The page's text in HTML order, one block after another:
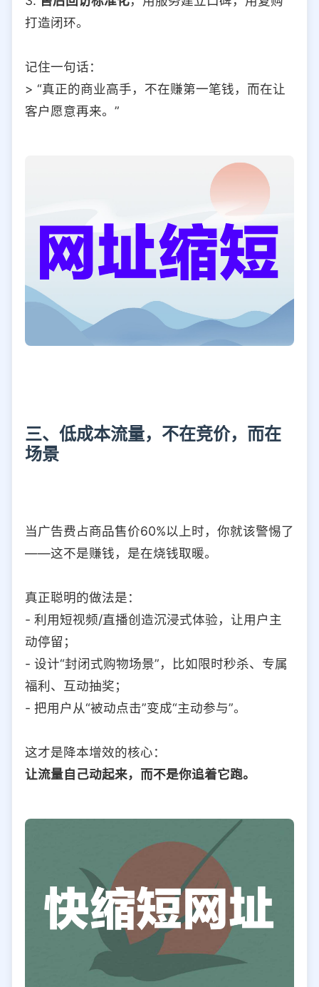
打造闭环。
记住一句话：
> “真正的商业高手，不在赚第一笔钱，而在让
客户愿意再来。”
三、低成本流量，不在竞价，而在
场景
当广告费占商品售价60%以上时，你就该警惕了
——这不是赚钱，是在烧钱取暖。
真正聪明的做法是：
- 利用短视频/直播创造沉浸式体验，让用户主
动停留；
- 设计“封闭式购物场景”，比如限时秒杀、专属
福利、互动抽奖；
- 把用户从“被动点击”变成“主动参与”。
这才是降本增效的核心：
让流量自己动起来，而不是你追着它跑。